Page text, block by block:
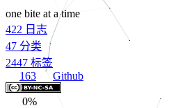
one bite at a time
422 日志
47 分类
2447 标签
163
Github
0%